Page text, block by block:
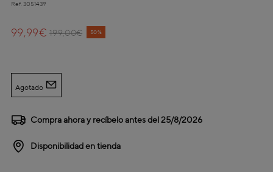
Ref. 3051439
Price reduced from
199,00€
to 50%
99,99€
Agotado
Compra ahora y recíbelo antes del25/8/2026
Disponibilidad en tienda